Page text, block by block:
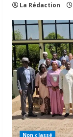
La Rédaction
Non classé
2